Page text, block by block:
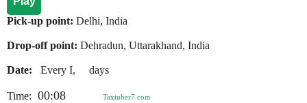
Pick-up point: Delhi, India
Drop-off point: Dehradun, Uttarakhand, India
Date: Every I, days
Time: 00:08 Taxiuber7.com